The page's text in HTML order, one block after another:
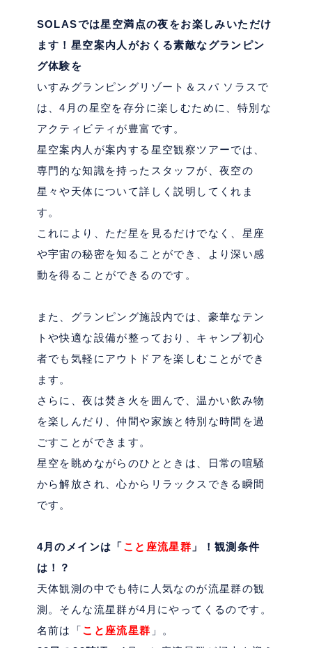
SOLASでは星空満点の夜をお楽しみいただけ
ます！星空案内人がおくる素敵なグランピン
グ体験を
いすみグランピングリゾート＆スパ ソラスで
は、4 月の星空を存分に楽しむために、特別な
アクティビティが豊富です。
星空案内人が案内する星空観察ツアーでは、
専門的な知識を持ったスタッフが、夜空の
星々や天体について詳しく説明してくれま
す。
これにより、ただ星を見るだけでなく、星座
や宇宙の秘密を知ることができ、より深い感
動を得ることができるのです。
また、グランピング施設内では、豪華なテン
トや快適な設備が整っており、キャンプ初心
者でも気軽にアウトドアを楽しむことができ
ます。
さらに、夜は焚き火を囲んで、温かい飲み物
を楽しんだり、仲間や家族と特別な時間を過
ごすことができます。
星空を眺めながらのひとときは、日常の喧騒
から解放され、心からリラックスできる瞬間
です。
4月のメインは「 こと座流星群 」！観測条件
は！？
天体観測の中でも特に人気なのが流星群の観
測。そんな流星群が4 月にやってくるのです。
名前は「こと座流星群 」。